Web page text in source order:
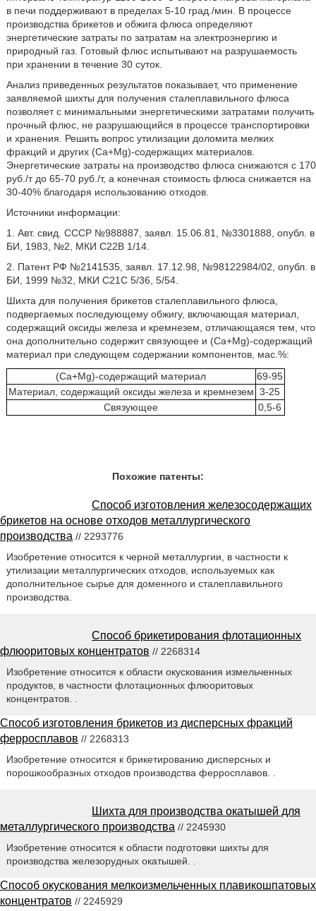
в печи поддерживают в пределах 5-10 град./мин. В процессе
производства брикетов и обжига флюса определяют
энергетические затраты по затратам на электроэнергию и
природный газ. Готовый флюс испытывают на разрушаемость
при хранении в течение 30 суток.
Анализ приведенных результатов показывает, что применение
заявляемой шихты для получения сталеплавильного флюса
позволяет с минимальными энергетическими затратами получить
прочный флюс, не разрушающийся в процессе транспортировки
и хранения. Решить вопрос утилизации доломита мелких
фракций и других (Ca+Mg)-содержащих материалов.
Энергетические затраты на производство флюса снижаются с 170
руб./т до 65-70 руб./т, а конечная стоимость флюса снижается на
30-40% благодаря использованию отходов.
Источники информации:
1. Авт. свид. СССР №988887, заявл. 15.06.81, №3301888, опубл. в
БИ, 1983, №2, МКИ С22В 1/14.
2. Патент РФ №2141535, заявл. 17.12.98, №98122984/02, опубл. в
БИ, 1999 №32, МКИ С21С 5/36, 5/54.
Шихта для получения брикетов сталеплавильного флюса,
подвергаемых последующему обжигу, включающая материал,
содержащий оксиды железа и кремнезем, отличающаяся тем, что
она дополнительно содержит связующее и (Ca+Mg)-содержащий
материал при следующем содержании компонентов, мас.%:
(Ca+Mg)-содержащий материал
69-95
Материал, содержащий оксиды железа и кремнезем 3-25
Связующее
0,5-6
Похожие патенты:
Способ изготовления железосодержащих
брикетов на основе отходов металлургического
производства // 2293776
Изобретение относится к черной металлургии, в частности к
утилизации металлургических отходов, используемых как
дополнительное сырье для доменного и сталеплавильного
производства.
Способ брикетирования флотационных
флюоритовых концентратов // 2268314
Изобретение относится к области окускования измельченных
продуктов, в частности флотационных флюоритовых
концентратов. .
Способ изготовления брикетов из дисперсных фракций
ферросплавов // 2268313
Изобретение относится к брикетированию дисперсных и
порошкообразных отходов производства ферросплавов. .
Шихта для производства окатышей для
металлургического производства // 2245930
Изобретение относится к области подготовки шихты для
производства железорудных окатышей. .
Способ окускования мелкоизмельченных плавикошпатовых
концентратов // 2245929